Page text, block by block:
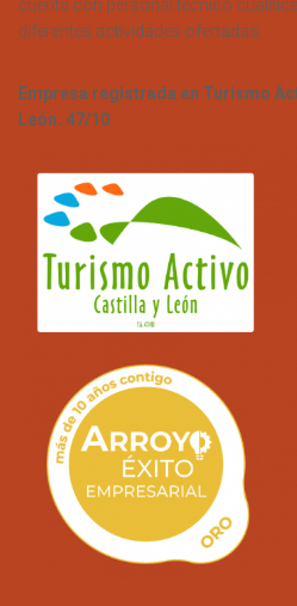
cuenta con personal técnico
diferentes actividades ofertadas.
Empresa registrada en Turismo
León. 47/10